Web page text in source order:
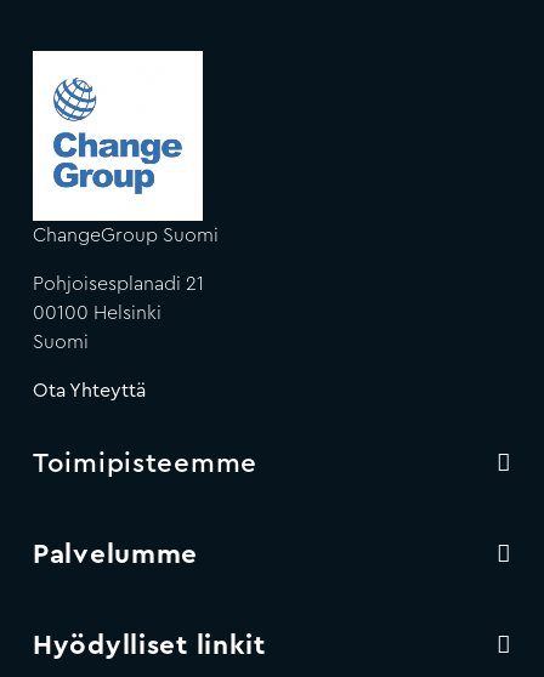
ChangeGroup Suomi
Pohjoisesplanadi 21
00100 Helsinki
Suomi
Ota Yhteyttä
Toimipisteemme
Palvelumme
Hyödylliset linkit